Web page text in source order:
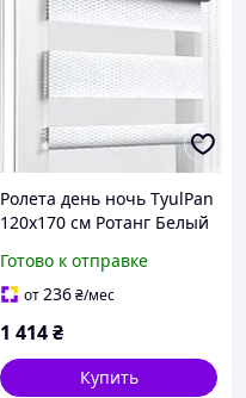
Ролета день ночь TyulPan
120х170 см Ротанг Белый
Готово к отправке
от236₴/мес
1 414₴
Купить